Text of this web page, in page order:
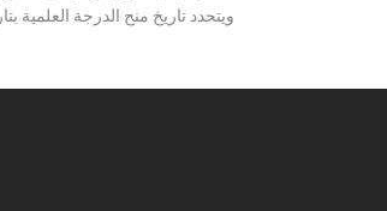
ويتحدد تاريخ منح الدرجة العلمية